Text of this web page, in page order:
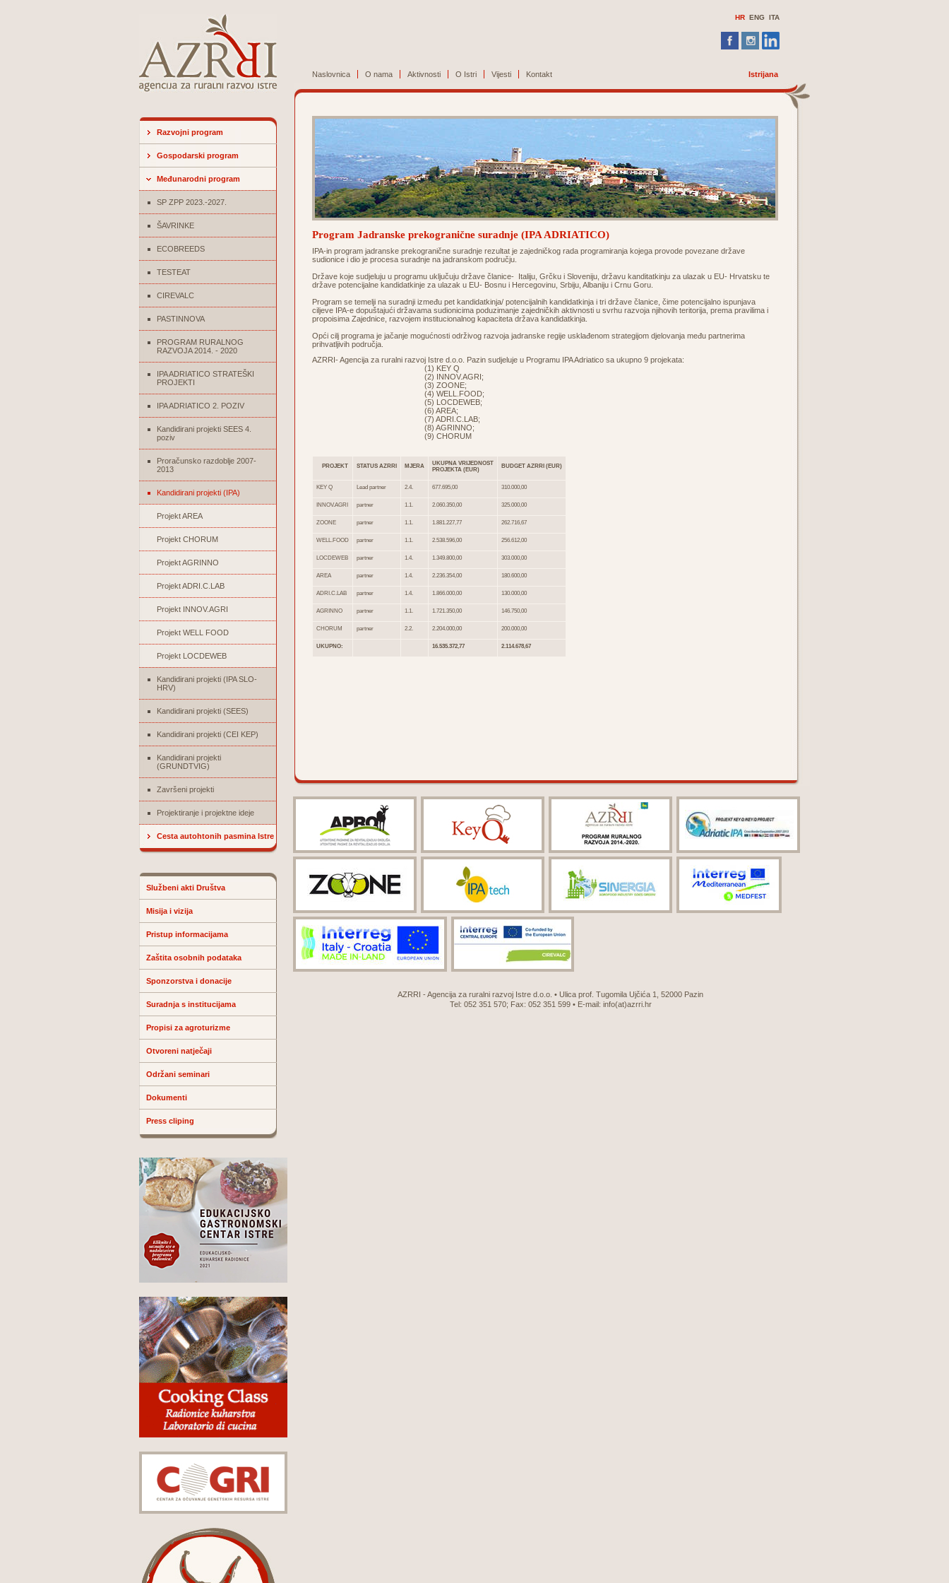
HR ENG ITA
Naslovnica O nama Aktivnosti O Istri Vijesti Kontakt Istrijana
Razvojni program
Gospodarski program
Međunarodni program
SP ZPP 2023.-2027.
ŠAVRINKE
ECOBREEDS
TESTEAT
CIREVALC
PASTINNOVA
PROGRAM RURALNOG
RAZVOJA 2014. - 2020
IPA ADRIATICO STRATEŠKI
PROJEKTI
IPA ADRIATICO 2. POZIV
Kandidirani projekti SEES 4.
poziv
Proračunsko razdoblje 2007-
2013
Kandidirani projekti (IPA)
Projekt AREA
Projekt CHORUM
Projekt AGRINNO
Projekt ADRI.C.LAB
Projekt INNOV.AGRI
Projekt WELL FOOD
Projekt LOCDEWEB
Kandidirani projekti (IPA SLO-
HRV)
Kandidirani projekti (SEES)
Kandidirani projekti (CEI KEP)
Kandidirani projekti
(GRUNDTVIG)
Završeni projekti
Projektiranje i projektne ideje
Cesta autohtonih pasmina Istre
Službeni akti Društva
Misija i vizija
Pristup informacijama
Zaštita osobnih podataka
Sponzorstva i donacije
Suradnja s institucijama
Propisi za agroturizme
Otvoreni natječaji
Održani seminari
Dokumenti
Press cliping
Program Jadranske prekogranične suradnje (IPA ADRIATICO)
IPA-in program jadranske prekogranične suradnje rezultat je zajedničkog rada programiranja kojega provode povezane države
sudionice i dio je procesa suradnje na jadranskom području.
Države koje sudjeluju u programu uključuju države članice- Italiju, Grčku i Sloveniju, državu kanditatkinju za ulazak u EU- Hrvatsku te
države potencijalne kandidatkinje za ulazak u EU- Bosnu i Hercegovinu, Srbiju, Albaniju i Crnu Goru.
Program se temelji na suradnji između pet kandidatkinja/ potencijalnih kandidatkinja i tri države članice, čime potencijalno ispunjava
ciljeve IPA-e dopuštajući državama sudionicima poduzimanje zajedničkih aktivnosti u svrhu razvoja njihovih teritorija, prema pravilima i
propoisima Zajednice, razvojem institucionalnog kapaciteta država kandidatkinja.
Opći cilj programa je jačanje mogućnosti održivog razvoja jadranske regije usklađenom strategijom djelovanja među partnerima
prihvatljivih područja.
AZRRI- Agencija za ruralni razvoj Istre d.o.o. Pazin sudjeluje u Programu IPA Adriatico sa ukupno 9 projekata:
(1) KEY Q
(2) INNOV.AGRI;
(3) ZOONE;
(4) WELL.FOOD;
(5) LOCDEWEB;
(6) AREA;
(7) ADRI.C.LAB;
(8) AGRINNO;
(9) CHORUM
PROJEKT STATUS AZRRI MJERA
UKUPNA VRIJEDNOST
PROJEKTA (EUR)
BUDGET AZRRI (EUR)
KEY Q Lead partner 2.4. 677.695,00 310.000,00
INNOV.AGRI partner 1.1. 2.060.350,00 325.000,00
ZOONE partner 1.1. 1.881.227,77 262.716,67
WELL.FOOD partner 1.1. 2.538.596,00 256.612,00
LOCDEWEB partner 1.4. 1.349.800,00 303.000,00
AREA partner 1.4. 2.236.354,00 180.600,00
ADRI.C.LAB partner 1.4. 1.866.000,00 130.000,00
AGRINNO partner 1.1. 1.721.350,00 146.750,00
CHORUM partner 2.2. 2.204.000,00 200.000,00
UKUPNO: 16.535.372,77 2.114.678,67
AZRRI - Agencija za ruralni razvoj Istre d.o.o. • Ulica prof. Tugomila Ujčića 1, 52000 Pazin
Tel: 052 351 570; Fax: 052 351 599 • E-mail: info(at)azrri.hr